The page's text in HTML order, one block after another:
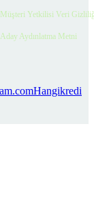
Müşteri Yetkilisi Veri
Aday Aydınlatma Metni
Hangikredi